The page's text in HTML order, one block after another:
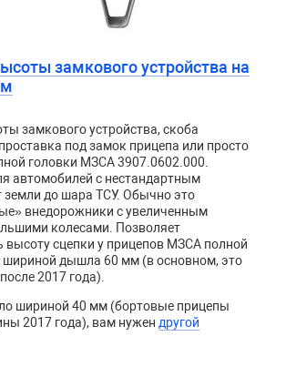
замкового устройства на
замкового устройства, скоба
под замок прицепа или просто
головки МЗСА 3907.0602.000.
автомобилей с нестандартным
земли до шара ТСУ. Обычно это
внедорожники с увеличенным
колесами. Позволяет
высоту сцепки у прицепов МЗСА полной
шириной дышла 60 мм (в основном, это
2017 года).
шириной 40 мм (бортовые прицепы
2017 года), вам нужен другой